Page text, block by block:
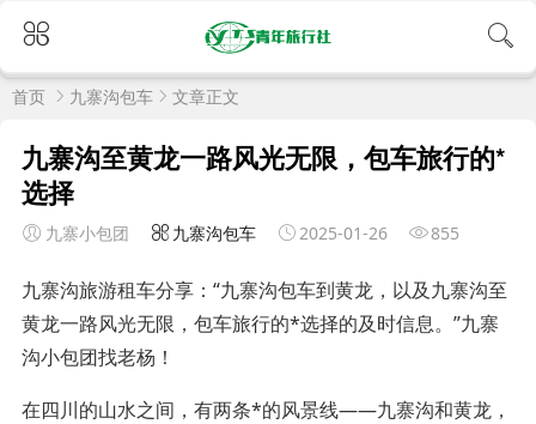
首页 九寨沟包车 文章正文
九寨沟至黄龙一路风光无限，包车旅行的*
选择
九寨小包团 九寨沟包车 2025-01-26 855
九寨沟旅游租车分享：“九寨沟包车到黄龙，以及九寨沟至
黄龙一路风光无限，包车旅行的*选择的及时信息。”九寨
沟小包团找老杨！
在四川的山水之间，有两条*的风景线——九寨沟和黄龙，